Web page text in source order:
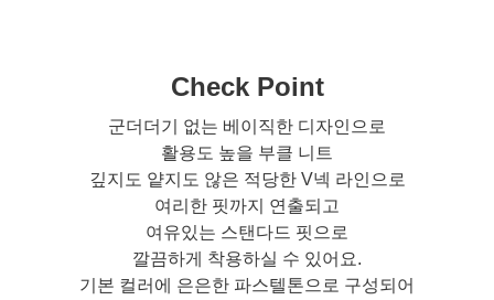
Check Point
군더더기 없는 베이직한 디자인으로
활용도 높을 부클 니트
깊지도 얕지도 않은 적당한 V넥 라인으로
여리한 핏까지 연출되고
여유있는 스탠다드 핏으로
깔끔하게 착용하실 수 있어요.
기본 컬러에 은은한 파스텔톤으로 구성되어